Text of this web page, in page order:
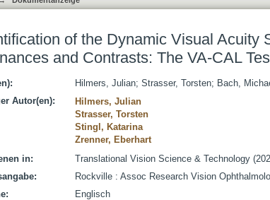
of the Dynamic Visual Acuity
and Contrasts: The VA-CAL
Hilmers, Julian; Strasser, Torsten; Bach,
Autor(en):
Hilmers, Julian
Strasser, Torsten
Stingl, Katarina
Zrenner, Eberhart
in:
Translational Vision Science & Technology
Rockville : Assoc Research Vision
Englisch